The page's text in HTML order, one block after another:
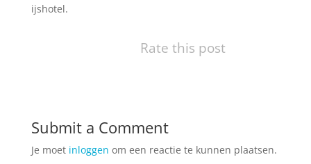
ijshotel.
Rate this post
Submit a Comment
Je moet inloggen om een reactie te kunnen plaatsen.